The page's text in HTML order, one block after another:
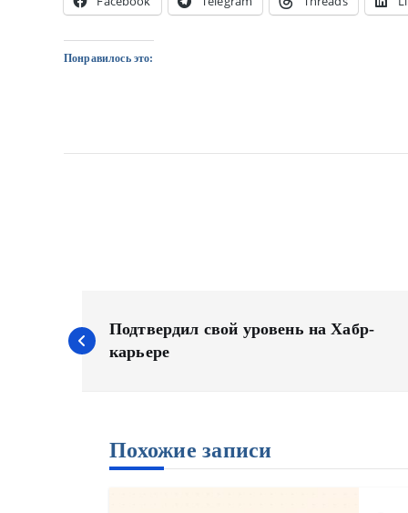
Понравилось это:
а
в
Подтвердил свой уровень на Хабр-
карьере
Похожие записи